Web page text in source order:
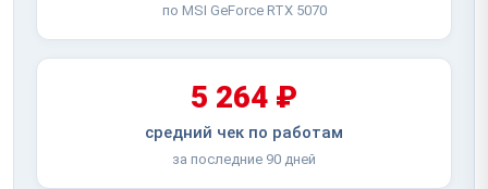
по MSI GeForce RTX 5070
5 264 ₽
средний чек по работам
за последние 90 дней